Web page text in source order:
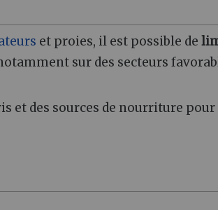
et proies, il est possible de
sur des secteurs
et des sources de nourriture pour